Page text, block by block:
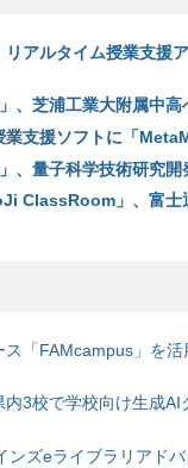
リアルタイム授業支
、芝浦工業大附属中高
支援ソフトに「
、量子科学技術研究開
ClassRoom」、富士
「FAMcampus」を
3校で学校向け生成
ンズeライブラリアド